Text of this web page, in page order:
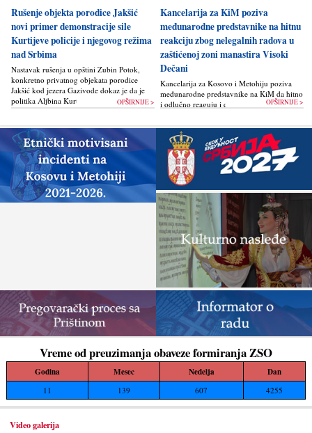
Rušenje objekta porodice Jakšić
novi primer demonstracije sile
Kurtijeve policije i njegovog režima
nad Srbima
Nastavak rušenja u opštini Zubin Potok,
konkretno privatnog objekata porodice
Jakšić kod jezera Gazivode dokaz je da je
politika Alјbina Kurtija...
OPŠIRNIJE >
Kancelarija za KiM poziva
međunarodne predstavnike na hitnu
reakciju zbog nelegalnih radova u
zaštićenoj zoni manastira Visoki
Dečani
Kancelarija za Kosovo i Metohiju poziva
međunarodne predstavnike na KiM da hitno
i odlučno reaguju i da bez odlaganja
građevinskih...
OPŠIRNIJE >
Vreme od preuzimanja obaveze formiranja ZSO
Godina Mesec Nedelja Dan
11 139 607 4255
Video galerija